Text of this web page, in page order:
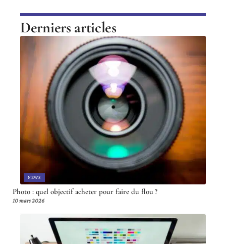
Derniers articles
NEWS
Photo : quel objectif acheter pour faire du flou ?
10 mars 2026